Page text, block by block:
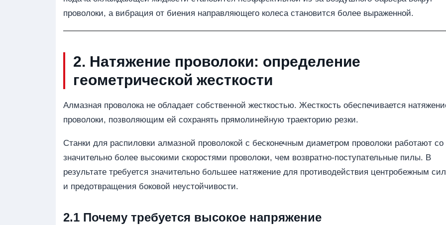
проволоки, а вибрация от биения направляющего колеса становится более выраженной.
2. Натяжение проволоки: определение
геометрической жесткости
Алмазная проволока не обладает собственной жесткостью. Жесткость обеспечивается
проволоки, позволяющим ей сохранять прямолинейную траекторию резки.
Станки для распиловки алмазной проволокой с бесконечным диаметром проволоки работают со
значительно более высокими скоростями проволоки, чем возвратно-поступательные пилы. В
результате требуется значительно большее натяжение для противодействия центробежным
и предотвращения боковой неустойчивости.
2.1 Почему требуется высокое напряжение